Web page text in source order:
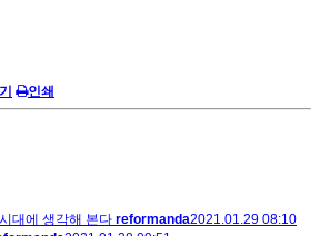
인쇄
대에 생각해 본다 reformanda2021.01.29 08:10